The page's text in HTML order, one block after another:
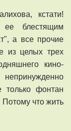
кстати!
ее блестящим
а все прочие
из целых трех
кино-
только фонтан
Потому что жить